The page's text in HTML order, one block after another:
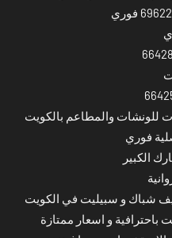
للونشات والمطاعم بالكويت
فوري
الكبير
شباك و سبيليت في الكويت
و اسعار ممتازة